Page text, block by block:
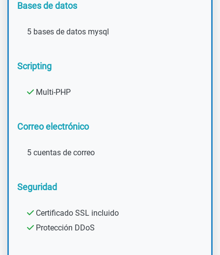
Bases de datos
5 bases de datos mysql
Scripting
Multi-PHP
Correo electrónico
5 cuentas de correo
Seguridad
Certificado SSL incluido
Protección DDoS